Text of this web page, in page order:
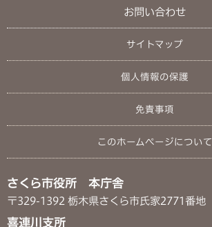
お問い合わせ
サイトマップ
個人情報の保護
免責事項
このホームページについて
さくら市役所 本庁舎
〒329-1392 栃木県さくら市氏家2771番地
喜連川支所